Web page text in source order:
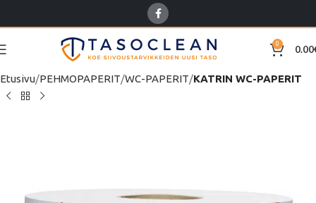
0 0.00
Etusivu PEHMOPAPERIT WC-PAPERIT KATRIN WC-PAPERIT